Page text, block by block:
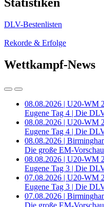
Statistiken
DLV-Bestenlisten
Rekorde & Erfolge
Wettkampf-News
08.08.2026 | U20-WM
Eugene Tag 4 | Die
08.08.2026 | U20-WM
Eugene Tag 4 | Die
08.08.2026 |
Die große EM-
08.08.2026 | U20-WM
Eugene Tag 3 | Die
07.08.2026 | U20-WM
Eugene Tag 3 | Die
07.08.2026 |
Die große EM-